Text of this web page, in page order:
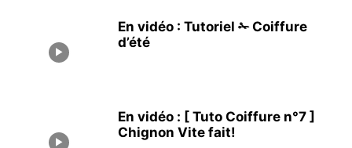
En vidéo : Tutoriel ✁ Coiffure
d’été
En vidéo : [ Tuto Coiffure n°7 ]
Chignon Vite fait!